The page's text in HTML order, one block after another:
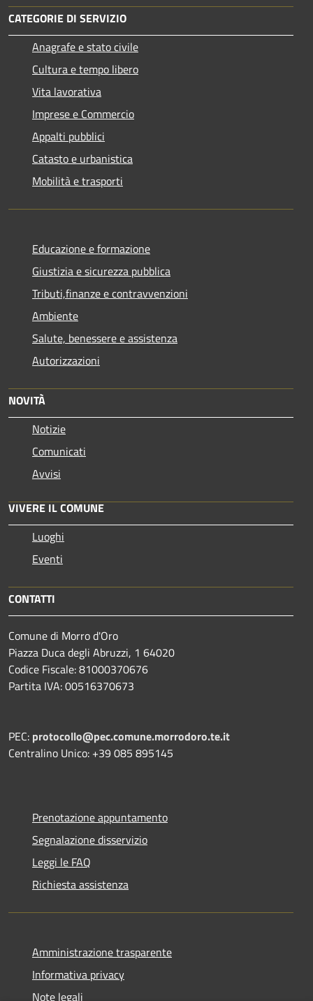
CATEGORIE DI SERVIZIO
Anagrafe e stato civile
Cultura e tempo libero
Vita lavorativa
Imprese e Commercio
Appalti pubblici
Catasto e urbanistica
Mobilità e trasporti
Educazione e formazione
Giustizia e sicurezza pubblica
Tributi,finanze e contravvenzioni
Ambiente
Salute, benessere e assistenza
Autorizzazioni
NOVITÀ
Notizie
Comunicati
Avvisi
VIVERE IL COMUNE
Luoghi
Eventi
CONTATTI
Comune di Morro d'Oro
Piazza Duca degli Abruzzi, 1 64020
Codice Fiscale: 81000370676
Partita IVA: 00516370673
PEC: protocollo@pec.comune.morrodoro.te.it
Centralino Unico: +39 085 895145
Prenotazione appuntamento
Segnalazione disservizio
Leggi le FAQ
Richiesta assistenza
Amministrazione trasparente
Informativa privacy
Note legali